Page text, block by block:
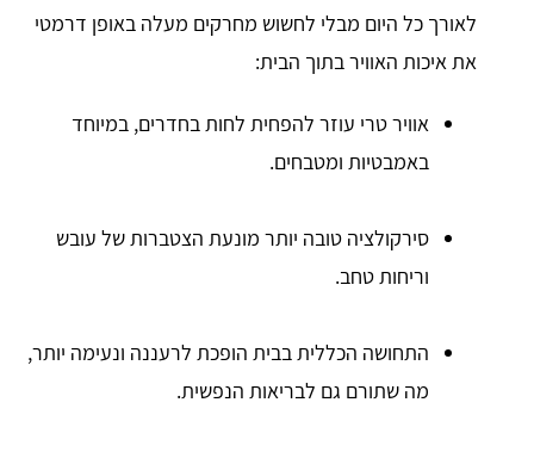
לאורך כל היום מבלי לחשוש מחרקים מעלה באופן דרמטי
את איכות האוויר בתוך הבית:
אוויר טרי עוזר להפחית לחות בחדרים, במיוחד
באמבטיות ומטבחים.
סירקולציה טובה יותר מונעת הצטברות של עובש
וריחות טחב.
התחושה הכללית בבית הופכת לרעננה ונעימה יותר,
מה שתורם גם לבריאות הנפשית.